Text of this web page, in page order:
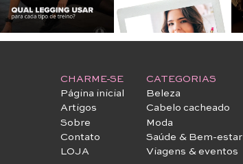
CHARME-SE
Página inicial
Artigos
Sobre
Contato
LOJA
CATEGORIAS
Beleza
Cabelo cacheado
Moda
Saúde & Bem-estar
Viagens & eventos